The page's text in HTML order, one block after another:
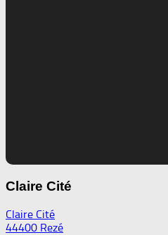
Claire Cité
Claire Cité
44400 Rezé